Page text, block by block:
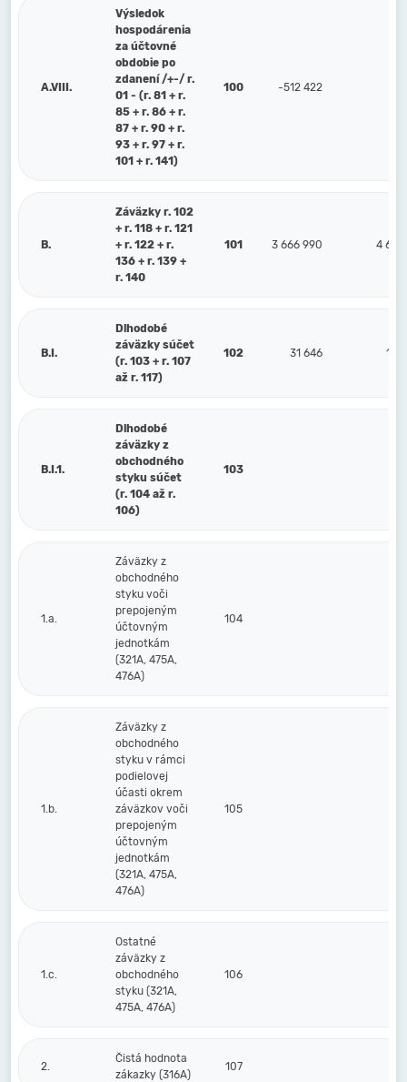
A.VIII.
Výsledok
hospodárenia
za účtovné
obdobie po
zdanení /+-/ r.
01 - (r. 81 + r.
85 + r. 86 + r.
87 + r. 90 + r.
93 + r. 97 + r.
101 + r. 141)
100 -512 422
B.
Záväzky r. 102
+ r. 118 + r. 121
+ r. 122 + r.
136 + r. 139 +
r. 140
101 3 666 990 4 620
B.I.
Dlhodobé
záväzky súčet
(r. 103 + r. 107
až r. 117)
102 31 646
B.I.1.
Dlhodobé
záväzky z
obchodného
styku súčet
(r. 104 až r.
106)
103
1.a.
Záväzky z
obchodného
styku voči
prepojeným
účtovným
jednotkám
(321A, 475A,
476A)
104
1.b.
Záväzky z
obchodného
styku v rámci
podielovej
účasti okrem
záväzkov voči
prepojeným
účtovným
jednotkám
(321A, 475A,
476A)
105
1.c.
Ostatné
záväzky z
obchodného
styku (321A,
475A, 476A)
106
2.
Čistá hodnota
zákazky (316A)
107